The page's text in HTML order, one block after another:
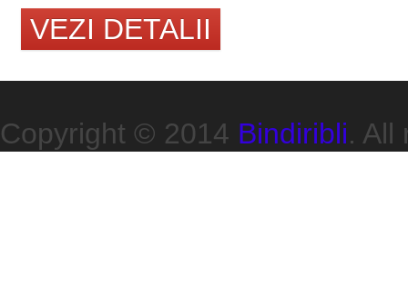
VEZI DETALII
Copyright © 2014 Bindiribli. All